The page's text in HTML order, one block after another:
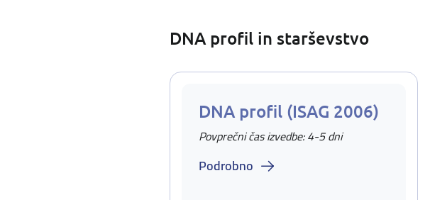
DNA profil in starševstvo
DNA profil (ISAG 2006)
Povprečni čas izvedbe: 4-5 dni
Podrobno